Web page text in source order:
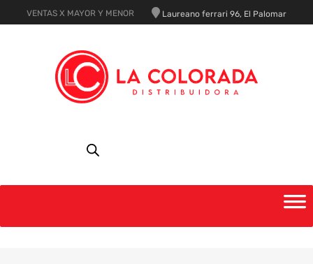
VENTAS X MAYOR Y MENOR Laureano ferrari 96, El Palomar